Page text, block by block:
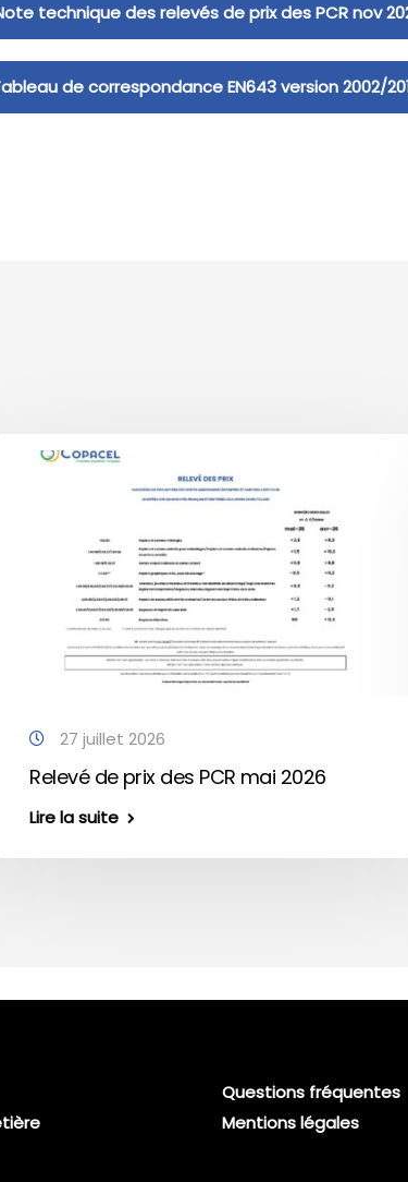
technique des relevés de prix des PCR nov
de correspondance EN643 version 2002/
27 juillet 2026
Relevé de prix des PCR mai 2026
Lire la suite
Questions fréquentes
Mentions légales